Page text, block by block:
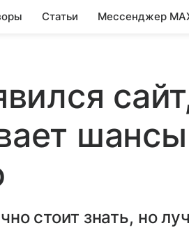
Статьи Мессенджер
стоит знать, но